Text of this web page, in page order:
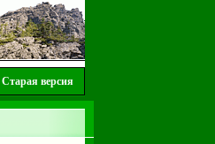
Старая версия